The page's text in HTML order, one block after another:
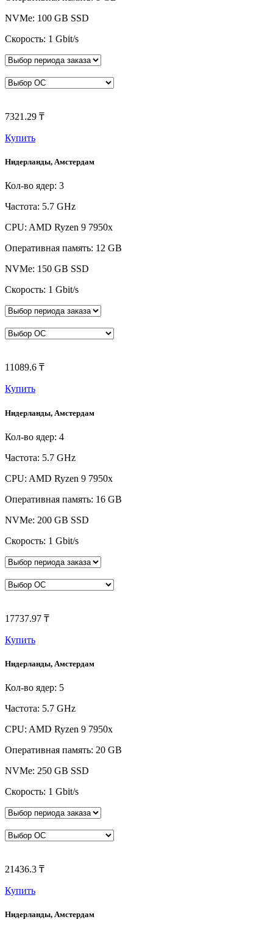
NVMe: 100 GB SSD
Скорость: 1 Gbit/s
7321.29 ₸
Купить
Нидерланды, Амстердам
Кол-во ядер: 3
Частота: 5.7 GHz
CPU: AMD Ryzen 9 7950x
Оперативная память: 12 GB
NVMe: 150 GB SSD
Скорость: 1 Gbit/s
11089.6 ₸
Купить
Нидерланды, Амстердам
Кол-во ядер: 4
Частота: 5.7 GHz
CPU: AMD Ryzen 9 7950x
Оперативная память: 16 GB
NVMe: 200 GB SSD
Скорость: 1 Gbit/s
17737.97 ₸
Купить
Нидерланды, Амстердам
Кол-во ядер: 5
Частота: 5.7 GHz
CPU: AMD Ryzen 9 7950x
Оперативная память: 20 GB
NVMe: 250 GB SSD
Скорость: 1 Gbit/s
21436.3 ₸
Купить
Нидерланды, Амстердам